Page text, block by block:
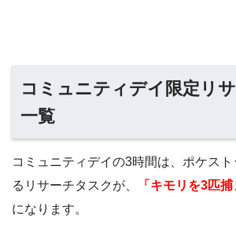
コミュニティデイ限定リ
一覧
コミュニティデイの3時間は、ポケス
るリサーチタスクが、
「キモリを3匹
になります。